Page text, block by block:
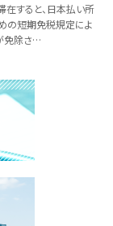
すると、日本払い所
の短期免税規定によ
免除さ…